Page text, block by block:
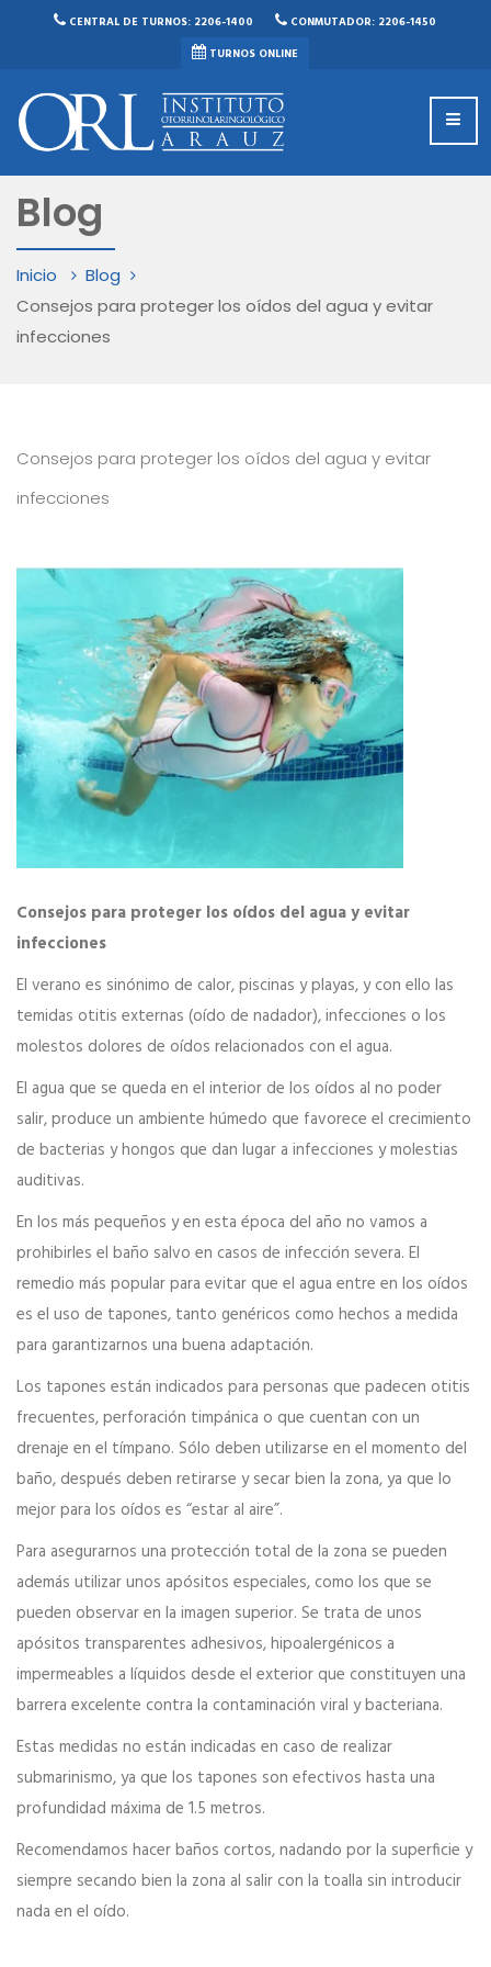
CENTRAL DE TURNOS: 2206-1400
CONMUTADOR: 2206-1450
TURNOS ONLINE
Blog
Inicio
Blog
Consejos para proteger los oídos del agua y evitar
infecciones
Consejos para proteger los oídos del agua y evitar
infecciones
Consejos para proteger los oídos del agua y evitar
infecciones
El verano es sinónimo de calor, piscinas y playas, y con ello las
temidas otitis externas (oído de nadador), infecciones o los
molestos dolores de oídos relacionados con el agua.
El agua que se queda en el interior de los oídos al no poder
salir, produce un ambiente húmedo que favorece el crecimiento
de bacterias y hongos que dan lugar a infecciones y molestias
auditivas.
En los más pequeños y en esta época del año no vamos a
prohibirles el baño salvo en casos de infección severa. El
remedio más popular para evitar que el agua entre en los oídos
es el uso de tapones, tanto genéricos como hechos a medida
para garantizarnos una buena adaptación.
Los tapones están indicados para personas que padecen otitis
frecuentes, perforación timpánica o que cuentan con un
drenaje en el tímpano. Sólo deben utilizarse en el momento del
baño, después deben retirarse y secar bien la zona, ya que lo
mejor para los oídos es “estar al aire”.
Para asegurarnos una protección total de la zona se pueden
además utilizar unos apósitos especiales, como los que se
pueden observar en la imagen superior. Se trata de unos
apósitos transparentes adhesivos, hipoalergénicos a
impermeables a líquidos desde el exterior que constituyen una
barrera excelente contra la contaminación viral y bacteriana.
Estas medidas no están indicadas en caso de realizar
submarinismo, ya que los tapones son efectivos hasta una
profundidad máxima de 1.5 metros.
Recomendamos hacer baños cortos, nadando por la superficie y
siempre secando bien la zona al salir con la toalla sin introducir
nada en el oído.